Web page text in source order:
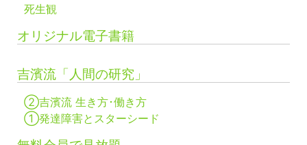
死生観
オリジナル電子書籍
吉濱流「人間の研究」
②吉濱流 生き方･働き方
①発達障害とスターシード